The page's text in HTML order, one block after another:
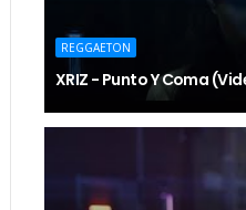
REGGAETON
XRIZ - Punto Y Coma